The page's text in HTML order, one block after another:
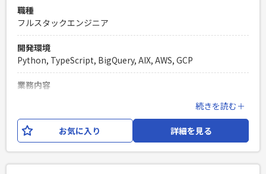
やGeminiの活用経験 ＜ポイント＞ 特定の業務があるという
より、AIを活用したアイディア・方針に基づき、 業務効率化に
向けて実装に向けて頭と手を動かしていける方がマッチしま
す。
PHPを用いたWebサービスの開発経験4年以上
Laravelを用いた開発経験1年以上
職種
フルスタックエンジニア
開発環境
Python, TypeScript, BigQuery, AIX, AWS, GCP
業務内容
だきます。 今回は、ミドルオフィス領域の業務改善をご担当
いただけるエンジニアの方を募集します。 現状、企画立案者
は揃っていますが、実行フェーズのエンジニアが不足していま
続きを読む＋
お気に入り 詳細を見る